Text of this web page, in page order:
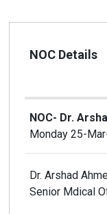
NOC Details
NOC- Dr.
Monday 25-
Dr. Arshad
Senior Mdical